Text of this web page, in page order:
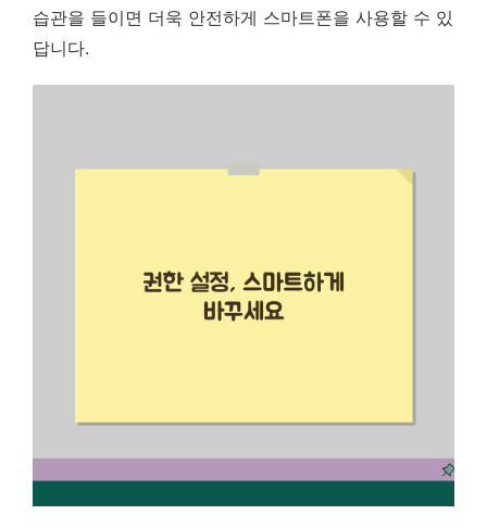
습관을 들이면 더욱 안전하게 스마트폰을 사용할 수 있
답니다.